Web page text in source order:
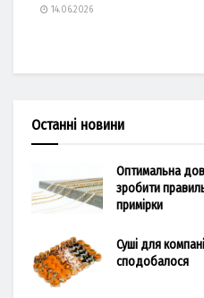
14.06.2026
Останні новини
Оптимальна
зробити
примірки
Суші для
сподобалося